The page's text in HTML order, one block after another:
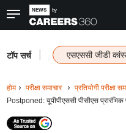
टॉप सर्च एसएससी जीडी
होम परीक्षा समाचार प्रतियोगी परीक्षा
Postponed: यूपीपीएससी पीसीएस प्रारंभिक